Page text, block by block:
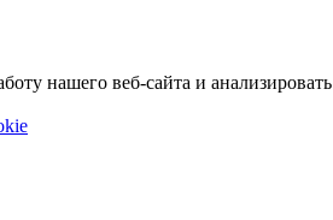
нашего веб-сайта и